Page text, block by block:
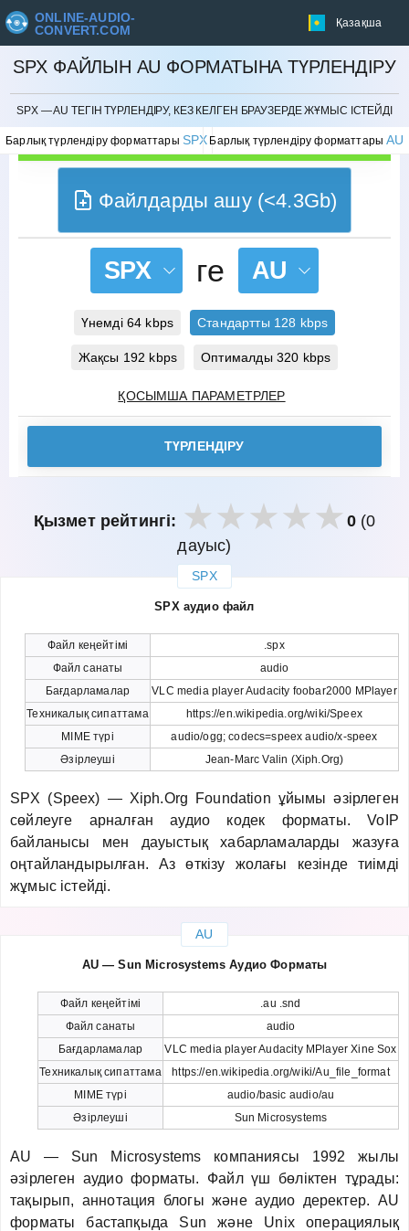
ONLINE-AUDIO-
CONVERT.COM
Қазақша
SPX ФАЙЛЫН AU ФОРМАТЫНА ТҮРЛЕНДІРУ
SPX — AU ТЕГІН ТҮРЛЕНДІРУ, КЕЗ КЕЛГЕН БРАУЗЕРДЕ ЖҰМЫС ІСТЕЙДІ
Барлық түрлендіру форматтары SPX Барлық түрлендіру форматтарыAU
БОЛДЫРМАУ
Файлдарды ашу (<4.3Gb)
SPX ге AU
Үнемді 64 kbps Стандартты 128 kbps
Жақсы 192 kbps Оптималды 320 kbps
ҚОСЫМША ПАРАМЕТРЛЕР
ТҮРЛЕНДІРУ
Қызмет рейтингі: 0(0
дауыс)
SPX
SPX аудио файл
Файл кеңейтімі
.spx
Файл санаты
audio
Бағдарламалар
VLC media player Audacity foobar2000 MPlayer
Техникалық сипаттама
https://en.wikipedia.org/wiki/Speex
MIME түрі
audio/ogg; codecs=speex audio/x-speex
Әзірлеуші
Jean-Marc Valin (Xiph.Org)
SPX (Speex) — Xiph.Org Foundation ұйымы әзірлеген
сөйлеуге арналған аудио кодек форматы. VoIP
байланысы мен дауыстық хабарламаларды жазуға
оңтайландырылған. Аз өткізу жолағы кезінде тиімді
жұмыс істейді.
AU
AU — Sun Microsystems Аудио Форматы
Файл кеңейтімі
.au .snd
Файл санаты
audio
Бағдарламалар
VLC media player Audacity MPlayer Xine Sox
Техникалық сипаттама
https://en.wikipedia.org/wiki/Au_file_format
MIME түрі
audio/basic audio/au
Әзірлеуші
Sun Microsystems
AU — Sun Microsystems компаниясы 1992 жылы
әзірлеген аудио форматы. Файл үш бөліктен тұрады:
тақырып, аннотация блогы және аудио деректер. AU
форматы бастапқыда Sun және Unix операциялық